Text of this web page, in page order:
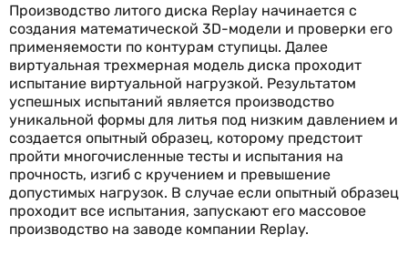
Производство литого диска Replay начинается с
создания математической 3D-модели и проверки его
применяемости по контурам ступицы. Далее
виртуальная трехмерная модель диска проходит
испытание виртуальной нагрузкой. Результатом
успешных испытаний является производство
уникальной формы для литья под низким давлением и
создается опытный образец, которому предстоит
пройти многочисленные тесты и испытания на
прочность, изгиб с кручением и превышение
допустимых нагрузок. В случае если опытный образец
проходит все испытания, запускают его массовое
производство на заводе компании Replay.